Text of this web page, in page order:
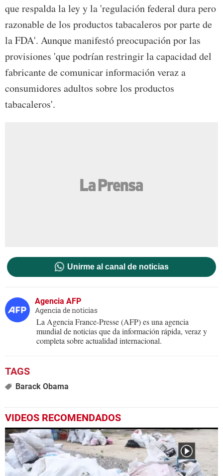
que respalda la ley y la 'regulación federal dura pero
razonable de los productos tabacaleros por parte de
la FDA'. Aunque manifestó preocupación por las
provisiones 'que podrían restringir la capacidad del
fabricante de comunicar información veraz a
consumidores adultos sobre los productos
tabacaleros'.
Unirme al canal de noticias
Agencia AFP
Agencia de noticias
La Agencia France-Presse (AFP) es una agencia
mundial de noticias que da información rápida, veraz y
completa sobre actualidad internacional.
Barack Obama
VIDEOS RECOMENDADOS